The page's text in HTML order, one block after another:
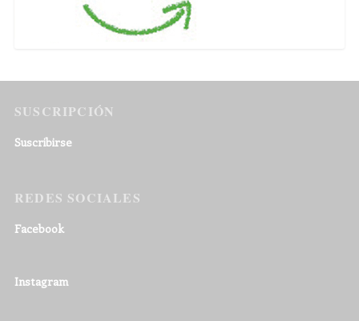
SUSCRIPCIÓN
Suscribirse
REDES SOCIALES
Facebook
Instagram